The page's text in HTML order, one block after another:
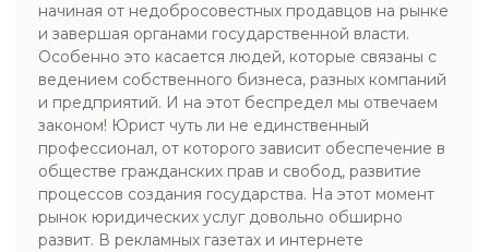
начиная от недобросовестных продавцов на рынке
и завершая органами государственной власти.
Особенно это касается людей, которые связаны с
ведением собственного бизнеса, разных компаний
и предприятий. И на этот беспредел мы отвечаем
законом! Юрист чуть ли не единственный
профессионал, от которого зависит обеспечение в
обществе гражданских прав и свобод, развитие
процессов создания государства. На этот момент
рынок юридических услуг довольно обширно
развит. В рекламных газетах и интернете